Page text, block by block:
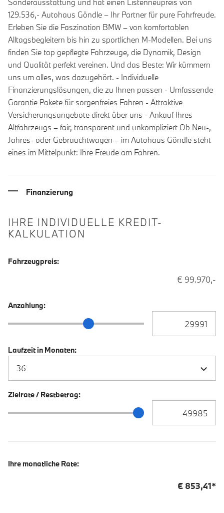
Sonderausstattung und hat einen Listenneupreis von
129.536,- Autohaus Göndle – Ihr Partner für pure Fahrfreude.
Erleben Sie die Faszination BMW – von komfortablen
Alltagsbegleitern bis hin zu sportlichen M-Modellen. Bei uns
finden Sie top gepflegte Fahrzeuge, die Dynamik, Design
und Qualität perfekt vereinen. Und das Beste: Wir kümmern
uns um alles, was dazugehört. - Individuelle
Finanzierungslösungen, die zu Ihnen passen - Umfassende
Garantie Pakete für sorgenfreies Fahren - Attraktive
Versicherungsangebote direkt über uns - Ankauf Ihres
Altfahrzeugs – fair, transparent und unkompliziert Ob Neu-,
Jahres- oder Gebrauchtwagen – im Autohaus Göndle steht
eines im Mittelpunkt: Ihre Freude am Fahren.
Finanzierung
IHRE INDIVIDUELLE KREDIT-
KALKULATION
Fahrzeugpreis:
€ 99.970,-
Anzahlung:
Anzahlung Schieberegler
Laufzeit in Monaten:
Zielrate / Restbetrag:
Zielrate / Restbetrag Schieberegler
Ihre monatliche Rate:
€ 853,41*